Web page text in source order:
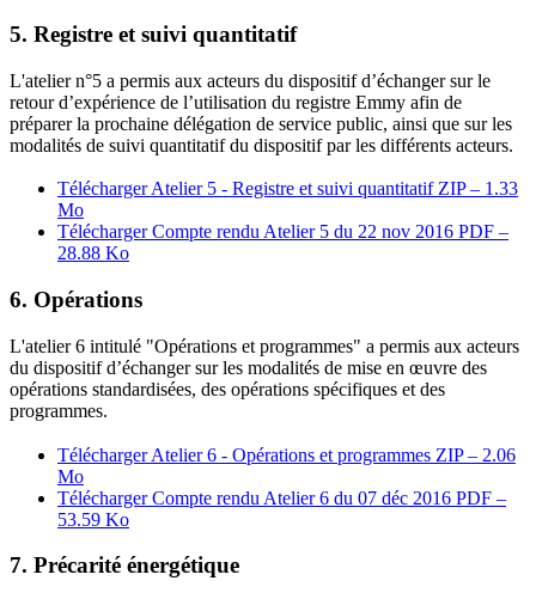
5. Registre et suivi quantitatif
L'atelier n°5 a permis aux acteurs du dispositif d’échanger sur le
retour d’expérience de l’utilisation du registre Emmy afin de
préparer la prochaine délégation de service public, ainsi que sur les
modalités de suivi quantitatif du dispositif par les différents acteurs.
Télécharger Atelier 5 - Registre et suivi quantitatif ZIP – 1.33
Mo
Télécharger Compte rendu Atelier 5 du 22 nov 2016 PDF –
28.88 Ko
6. Opérations
L'atelier 6 intitulé "Opérations et programmes" a permis aux acteurs
du dispositif d’échanger sur les modalités de mise en œuvre des
opérations standardisées, des opérations spécifiques et des
programmes.
Télécharger Atelier 6 - Opérations et programmes ZIP – 2.06
Mo
Télécharger Compte rendu Atelier 6 du 07 déc 2016 PDF –
53.59 Ko
7. Précarité énergétique